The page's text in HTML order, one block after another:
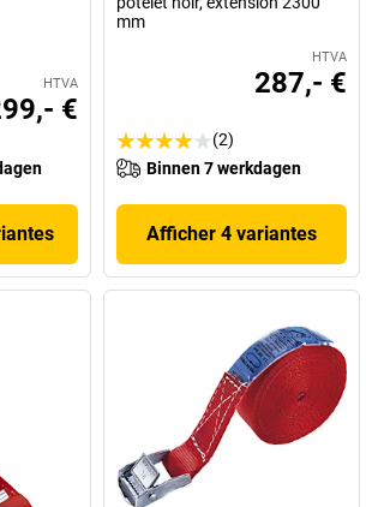
HTVA
€
mm
HTVA
287,- €
(2)
Binnen 7 werkdagen
Afficher 4 variantes